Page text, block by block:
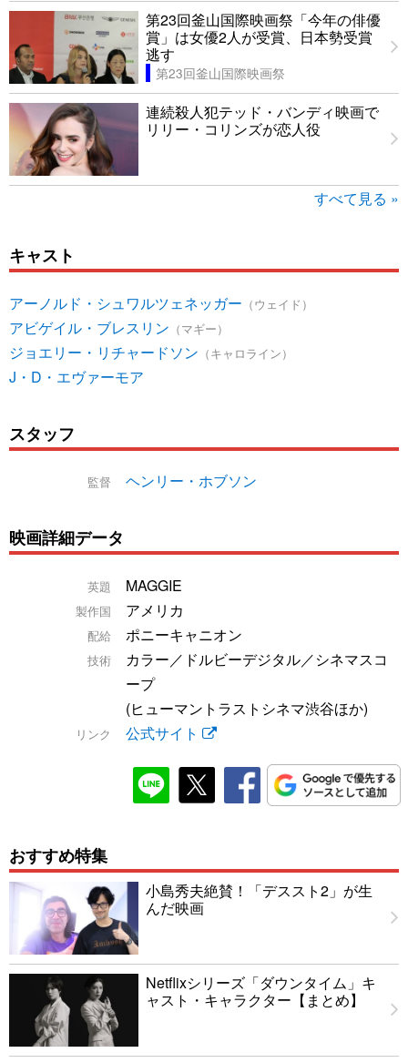
第23回釜山国際映画祭「今年の俳優
賞」は女優2人が受賞、日本勢受賞
逃す
第23回釜山国際映画祭
連続殺人犯テッド・バンディ映画で
リリー・コリンズが恋人役
すべて見る »
キャスト
アーノルド・シュワルツェネッガー （ウェイド）
アビゲイル・ブレスリン （マギー）
ジョエリー・リチャードソン （キャロライン）
J・D・エヴァーモア
スタッフ
監督 ヘンリー・ホブソン
映画詳細データ
英題 MAGGIE
製作国 アメリカ
配給 ポニーキャニオン
技術
カラー／ドルビーデジタル／シネマスコ
ープ
(ヒューマントラストシネマ渋谷ほか)
リンク 公式サイト
おすすめ特集
小島秀夫絶賛！「デススト2」が生
んだ映画
Netflixシリーズ「ダウンタイム」キ
ャスト・キャラクター【まとめ】